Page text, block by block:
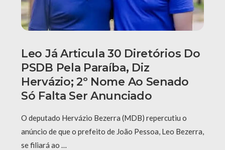
Leo Já Articula 30 Diretórios Do
PSDB Pela Paraíba, Diz
Hervázio; 2º Nome Ao Senado
Só Falta Ser Anunciado
O deputado Hervázio Bezerra (MDB) repercutiu o
anúncio de que o prefeito de João Pessoa, Leo Bezerra,
se filiará ao …